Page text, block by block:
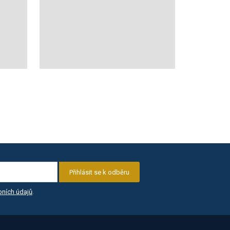
údajů.
Přihlásit se k odběru